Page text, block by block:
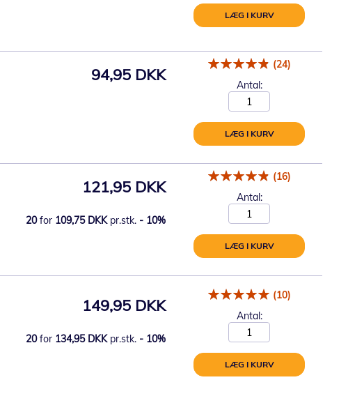
LÆG I KURV
94,95 DKK
(24)
Antal:
LÆG I KURV
121,95 DKK
20for 109,75 DKK pr.stk. - 10%
(16)
Antal:
LÆG I KURV
149,95 DKK
20for 134,95 DKK pr.stk. - 10%
(10)
Antal:
LÆG I KURV